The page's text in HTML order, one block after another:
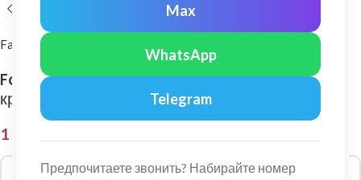
Max
WhatsApp
Telegram
Предпочитаете звонить? Набирайте номер
FarAcs PREMIUM
FarAcs PREMIUM: Комплект 2-х опор
крепления на Фальцевую кровлю Ral 8017
1 125,00
Alternative: